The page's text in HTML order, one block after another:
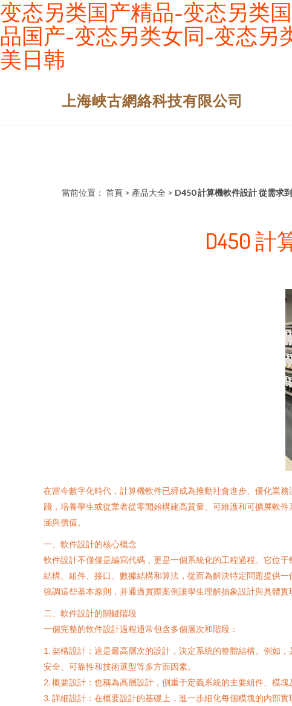
变态另类国产精品-变态另类
品国产-变态另类女同-变态另
美日韩
上海峽古網絡科技有限公司
當前位置： 首頁 > 產品大全 > D450 計算機軟件設計 從需求
D450 計
在當今數字化時代，計算機軟件已經成為推動社會進步、優化
踐，培養學生或從業者從零開始構建高質量、可維護和可擴展
涵與價值。
一、軟件設計的核心概念
軟件設計不僅僅是編寫代碼，更是一個系統化的工程過程。
結構、組件、接口、數據結構和算法，從而為解決特定問題提
強調這些基本原則，并通過實際案例讓學生理解抽象設計與具體實現
二、軟件設計的關鍵階段
一個完整的軟件設計過程通常包含多個層次和階段：
1. 架構設計：這是最高層次的設計，決定系統的整體結構。例如
安全、可靠性和技術選型等多方面因素。
2. 概要設計：也稱為高層設計，側重于定義系統的主要組件、模
3. 詳細設計：在概要設計的基礎上，進一步細化每個模塊的內部實